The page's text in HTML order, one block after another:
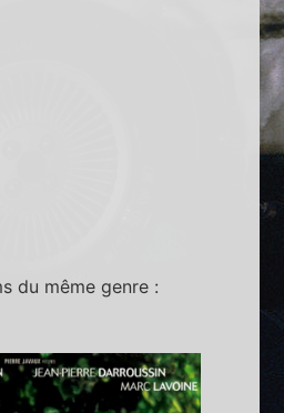
du même genre :